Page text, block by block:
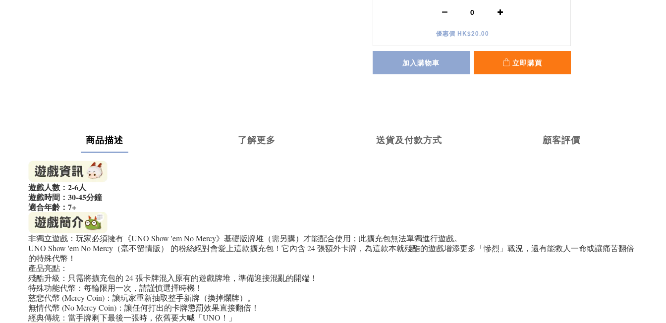
優惠價 HK$20.00
加入購物車 立即購買
商品描述 了解更多 送貨及付款方式 顧客評價
遊戲人數：2-6人
遊戲時間：30-45分鐘
適合年齡：7+
非獨立遊戲：玩家必須擁有《UNO Show 'em No Mercy》基礎版牌堆（需另購）才能配合使用；此擴充包無法單獨進行遊戲。
UNO Show 'em No Mercy（毫不留情版） 的粉絲絕對會愛上這款擴充包！它內含 24 張額外卡牌，為這款本就殘酷的遊戲增添更多「慘烈」戰況，還有能救人一命或讓痛苦翻倍
的特殊代幣！
產品亮點：
殘酷升級：只需將擴充包的 24 張卡牌混入原有的遊戲牌堆，準備迎接混亂的開端！
特殊功能代幣：每輪限用一次，請謹慎選擇時機！
慈悲代幣 (Mercy Coin)：讓玩家重新抽取整手新牌（換掉爛牌）。
無情代幣 (No Mercy Coin)：讓任何打出的卡牌懲罰效果直接翻倍！
經典傳統：當手牌剩下最後一張時，依舊要大喊「UNO！」